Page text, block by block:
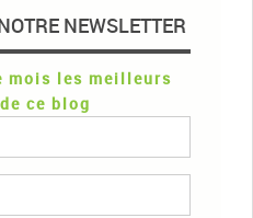
NEWSLETTER
mois les meilleurs
ce blog